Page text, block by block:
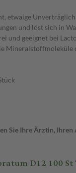
etwaige
und löst sich in
und geeignet bei
Sie Ihre Ärztin,
D12 100